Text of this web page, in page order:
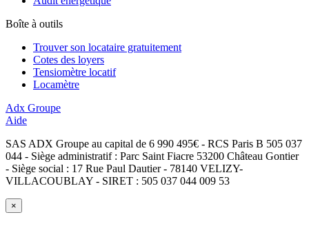
Boîte à outils
Trouver son locataire gratuitement
Cotes des loyers
Tensiomètre locatif
Locamètre
Adx Groupe
Aide
SAS ADX Groupe au capital de 6 990 495€ - RCS Paris B 505 037
044 - Siège administratif : Parc Saint Fiacre 53200 Château Gontier
- Siège social : 17 Rue Paul Dautier - 78140 VELIZY-
VILLACOUBLAY - SIRET : 505 037 044 009 53
×